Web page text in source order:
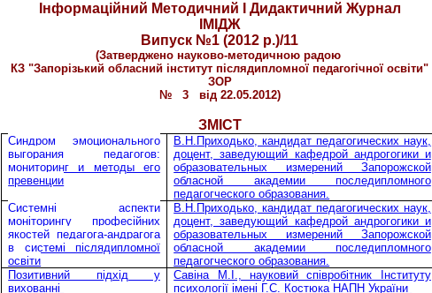
Інформаційний Методичний І Дидактичний Журнал
ІМІДЖ
Випуск №1 (2012 р.)/11
(Затверджено науково-методичною радою
КЗ "Запорізький обласний інститут післядипломної педагогічної освіти"
ЗОР
№ 3 від 22.05.2012)
ЗМІСТ
Синдром эмоционального
выгорания педагогов:
мониторинг и методы его
превенции
В.Н.Приходько, кандидат педагогических наук,
доцент, заведующий кафедрой андрогогики и
образовательных измерений Запорожской
обласной академии последипломного
педагогческого образования.
Системні аспекти
моніторингу професійних
якостей педагога-андрагога
в системі післядипломної
освіти
В.Н.Приходько, кандидат педагогических наук,
доцент, заведующий кафедрой андрогогики и
образовательных измерений Запорожской
обласной академии последипломного
педагогческого образования.
Позитивний підхід у
вихованні
Савіна М.І., науковий співробітник Інституту
психології імені Г.С. Костюка НАПН України